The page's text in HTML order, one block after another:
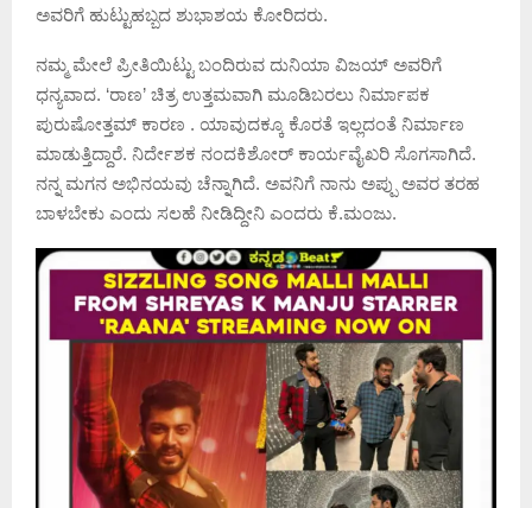
ಅವರಿಗೆ ಹುಟ್ಟುಹಬ್ಬದ ಶುಭಾಶಯ ಕೋರಿದರು.
ನಮ್ಮ ಮೇಲೆ ಪ್ರೀತಿಯಿಟ್ಟು ಬಂದಿರುವ ದುನಿಯಾ ವಿಜಯ್ ಅವರಿಗೆ
ಧನ್ಯವಾದ. ‘ರಾಣ’ ಚಿತ್ರ ಉತ್ತಮವಾಗಿ ಮೂಡಿಬರಲು ನಿರ್ಮಾಪಕ
ಪುರುಷೋತ್ತಮ್ ಕಾರಣ . ಯಾವುದಕ್ಕೂ ಕೊರತೆ ಇಲ್ಲದಂತೆ ನಿರ್ಮಾಣ
ಮಾಡುತ್ತಿದ್ದಾರೆ. ನಿರ್ದೇಶಕ ನಂದಕಿಶೋರ್ ಕಾರ್ಯವೈಖರಿ ಸೊಗಸಾಗಿದೆ.
ನನ್ನ ‌ಮಗನ ಅಭಿನಯವು ಚೆನ್ನಾಗಿದೆ. ಅವನಿಗೆ ನಾನು ಅಪ್ಪು ಅವರ ತರಹ
ಬಾಳಬೇಕು ಎಂದು ಸಲಹೆ ನೀಡಿದ್ದೀನಿ ಎಂದರು ಕೆ.ಮಂಜು.